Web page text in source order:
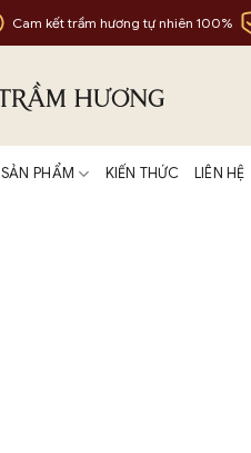
Cam kết trầm hương tự nhiên 100%
SẢN PHẨM KIẾN THỨC LIÊN HỆ